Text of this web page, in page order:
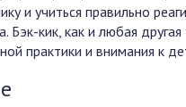
и учиться правильно
Бэк-кик, как и любая другая
практики и внимания к